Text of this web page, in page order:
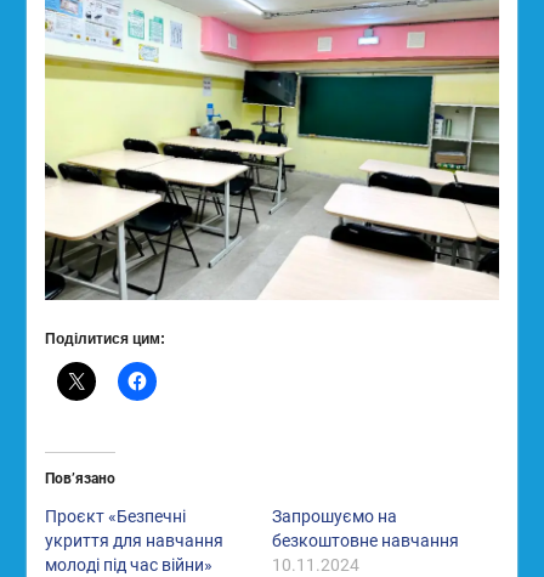
Поділитися цим:
Пов’язано
Проєкт «Безпечні
укриття для навчання
молоді під час війни»
Запрошуємо на
безкоштовне навчання
10.11.2024